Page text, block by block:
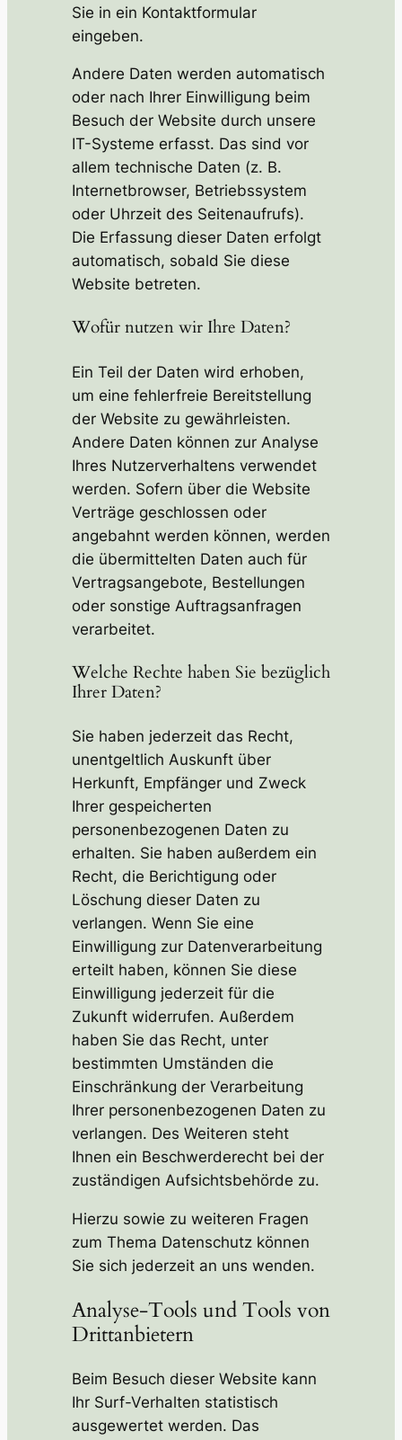
Sie in ein Kontaktformular
eingeben.
Andere Daten werden automatisch
oder nach Ihrer Einwilligung beim
Besuch der Website durch unsere
IT-Systeme erfasst. Das sind vor
allem technische Daten (z. B.
Internetbrowser, Betriebssystem
oder Uhrzeit des Seitenaufrufs).
Die Erfassung dieser Daten erfolgt
automatisch, sobald Sie diese
Website betreten.
Wofür nutzen wir Ihre Daten?
Ein Teil der Daten wird erhoben,
um eine fehlerfreie Bereitstellung
der Website zu gewährleisten.
Andere Daten können zur Analyse
Ihres Nutzerverhaltens verwendet
werden. Sofern über die Website
Verträge geschlossen oder
angebahnt werden können, werden
die übermittelten Daten auch für
Vertragsangebote, Bestellungen
oder sonstige Auftragsanfragen
verarbeitet.
Welche Rechte haben Sie bezüglich
Ihrer Daten?
Sie haben jederzeit das Recht,
unentgeltlich Auskunft über
Herkunft, Empfänger und Zweck
Ihrer gespeicherten
personenbezogenen Daten zu
erhalten. Sie haben außerdem ein
Recht, die Berichtigung oder
Löschung dieser Daten zu
verlangen. Wenn Sie eine
Einwilligung zur Datenverarbeitung
erteilt haben, können Sie diese
Einwilligung jederzeit für die
Zukunft widerrufen. Außerdem
haben Sie das Recht, unter
bestimmten Umständen die
Einschränkung der Verarbeitung
Ihrer personenbezogenen Daten zu
verlangen. Des Weiteren steht
Ihnen ein Beschwerderecht bei der
zuständigen Aufsichtsbehörde zu.
Hierzu sowie zu weiteren Fragen
zum Thema Datenschutz können
Sie sich jederzeit an uns wenden.
Analyse-Tools und Tools von
Dritt­anbietern
Beim Besuch dieser Website kann
Ihr Surf-Verhalten statistisch
ausgewertet werden. Das